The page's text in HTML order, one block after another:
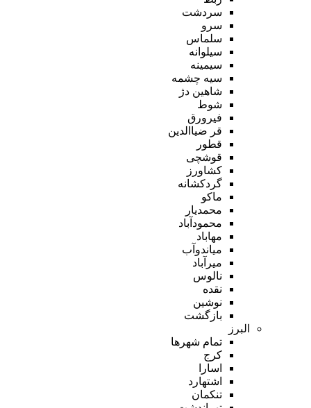
سردشت
سرو
سلماس
سیلوانه
سیمینه
سیه چشمه
شاهین دژ
شوط
فیرورق
قر ضیاالدین
قطور
قوشچی
کشاورز
گردکشانه
ماکو
محمدیار
محمودآباد
مهاباد
میاندوآب
میرآباد
نالوس
نقده
نوشین
بازگشت
البرز
تمام شهر‌ها
کرج
اسارا
اشتهارد
تنکمان